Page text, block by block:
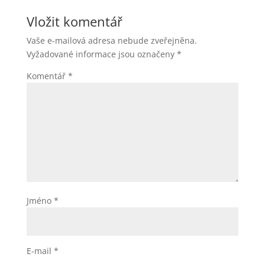
b
o
o
k
n
g
er
dI
n p
p
Vložit komentář
Vaše e-mailová adresa nebude zveřejněna.
Vyžadované informace jsou označeny *
Komentář *
Jméno *
E-mail *